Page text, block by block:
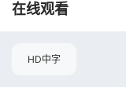
在线观看
HD中字